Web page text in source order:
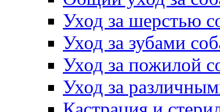
Уход за шерстью
Уход за зубами
Уход за пожилой
Уход за